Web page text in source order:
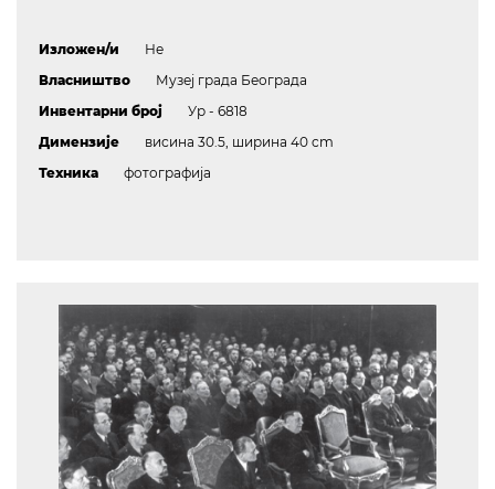
Изложен/и
Не
Власништво
Музеј града Београда
Инвентарни број
Ур - 6818
Димензије
висина 30.5, ширина 40 cm
Техника
фотографија